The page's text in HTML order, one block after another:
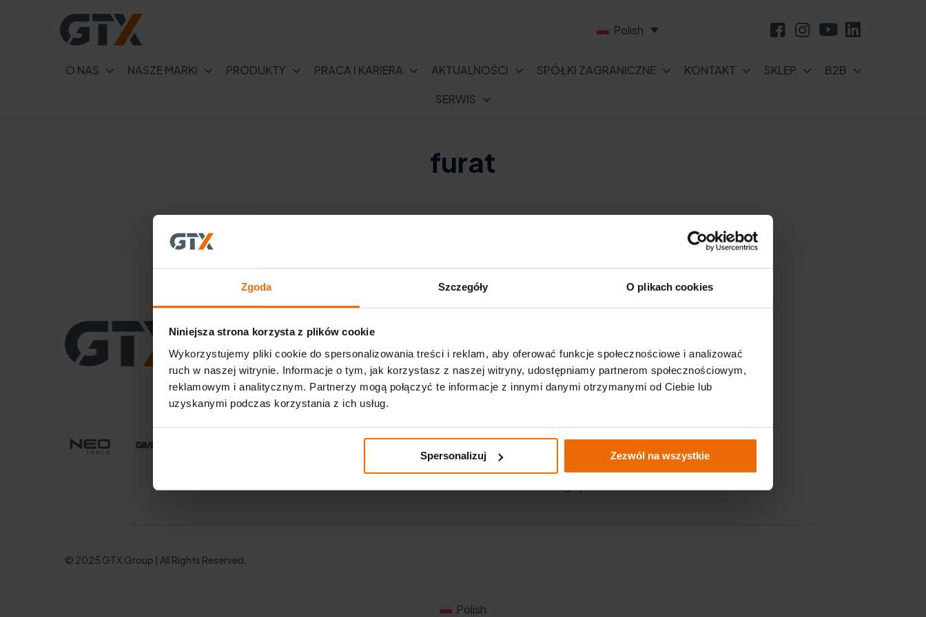
Zgoda Szczegóły O plikach cookies
Niniejsza strona korzysta z plików cookie
Wykorzystujemy pliki cookie do spersonalizowania treści i reklam, aby oferować funkcje społecznościowe i analizować
ruch w naszej witrynie. Informacje o tym, jak korzystasz z naszej witryny, udostępniamy partnerom społecznościowym,
reklamowym i analitycznym. Partnerzy mogą połączyć te informacje z innymi danymi otrzymanymi od Ciebie lub
uzyskanymi podczas korzystania z ich usług.
Spersonalizuj Zezwól na wszystkie
Polish
O NAS NASZE MARKI PRODUKTY PRACA I KARIERA AKTUALNOŚCI SPÓŁKI ZAGRANICZNE KONTAKT SKLEP
B2B
SERWIS
furat
CENTRALA
ul. Pograniczna 2/4
02-285 Warszawa
tel. +48 22 573 03 00
office@gtx-group.com
Aktualności
Katalogi
Polityka prywatności
Sklep Fixero.com
Strefa B2B
© 2025 GTX Group | All Rights Reserved.
Polish